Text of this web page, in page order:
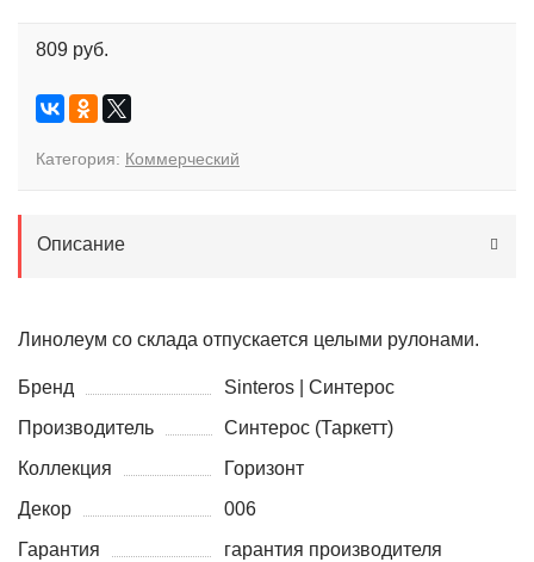
809 руб.
Категория: Коммерческий
Описание
Линолеум со склада отпускается целыми рулонами.
Бренд
Sinteros | Синтерос
Производитель
Синтерос (Таркетт)
Коллекция
Горизонт
Декор
006
Гарантия
гарантия производителя